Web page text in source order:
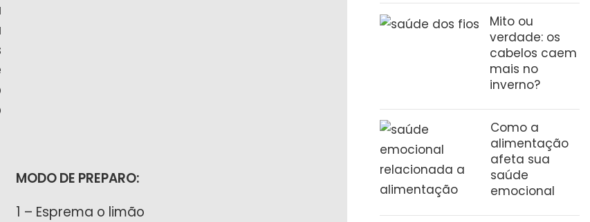
MODO DE PREPARO:
1 – Esprema o limão
Mito ou
verdade: os
cabelos caem
mais no
inverno?
Como a
alimentação
afeta sua
saúde
emocional